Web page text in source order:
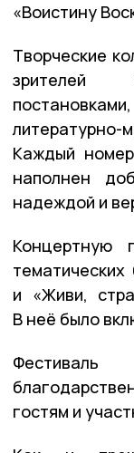
«Воистину
Творческие
зрителей
Каждый
наполнен
надеждой и
Концертную
и «Живи,
В неё было
гостям и